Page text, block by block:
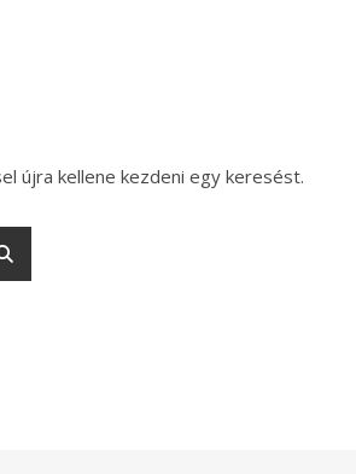
újra kellene kezdeni egy keresést.